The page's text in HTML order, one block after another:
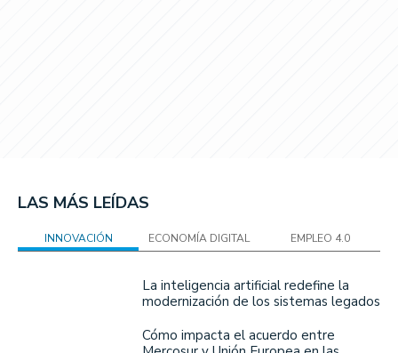
LAS MÁS LEÍDAS
INNOVACIÓN ECONOMÍA DIGITAL EMPLEO 4.0
La inteligencia artificial redefine la
modernización de los sistemas legados
Cómo impacta el acuerdo entre